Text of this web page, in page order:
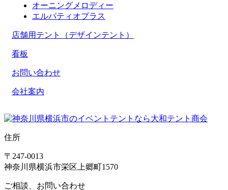
オーニングメロディー
エルパティオプラス
店舗用テント（デザインテント）
看板
お問い合わせ
会社案内
住所
〒247-0013
神奈川県横浜市栄区上郷町1570
ご相談、お問い合わせ